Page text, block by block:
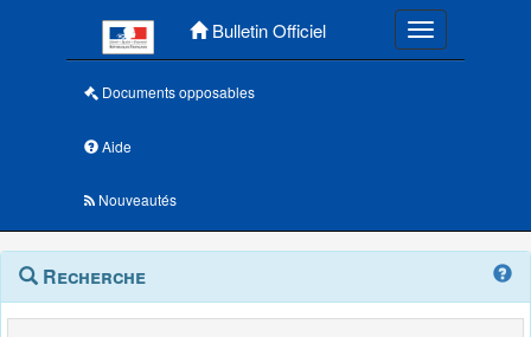
Bulletin Officiel Toggle
Documents opposables
Aide
Nouveautés
Navigation
outils
Menu
contextuel
Recherche